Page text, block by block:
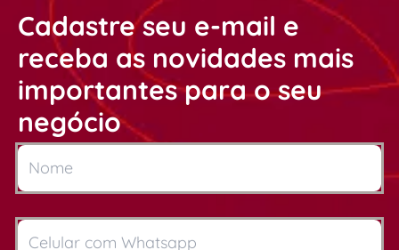
Cadastre seu e-mail e
receba as novidades mais
importantes para o seu
negócio